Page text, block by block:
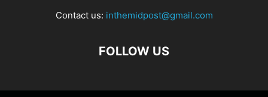
Contact us: inthemidpost@gmail.com
FOLLOW US